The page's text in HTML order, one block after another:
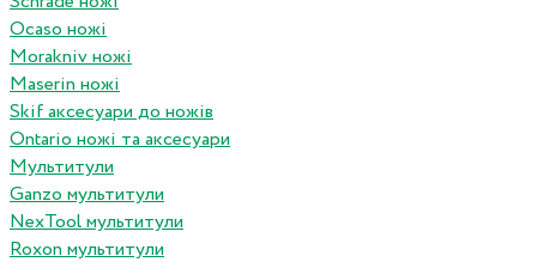
Ocaso ножі
Morakniv ножі
Maserin ножі
Skif аксесуари до ножів
Ontario ножі та аксесуари
Мультитули
Ganzo мультитули
NexTool мультитули
Roxon мультитули